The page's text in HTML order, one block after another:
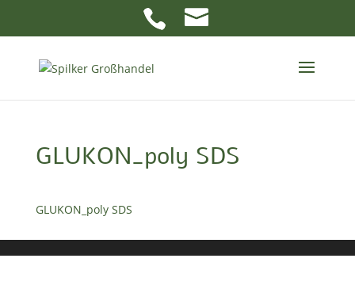
GLUKON_poly SDS
GLUKON_poly SDS